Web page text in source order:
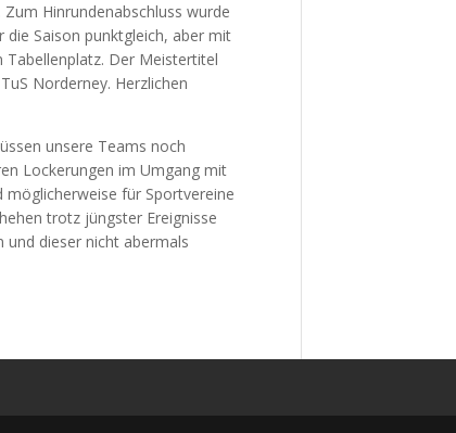
Hinrundenabschluss wurde
die Saison punktgleich, aber mit
Der Meistertitel
Norderney. Herzlichen
unsere Teams noch
Lockerungen im Umgang mit
für Sportvereine
trotz jüngster Ereignisse
dieser nicht abermals